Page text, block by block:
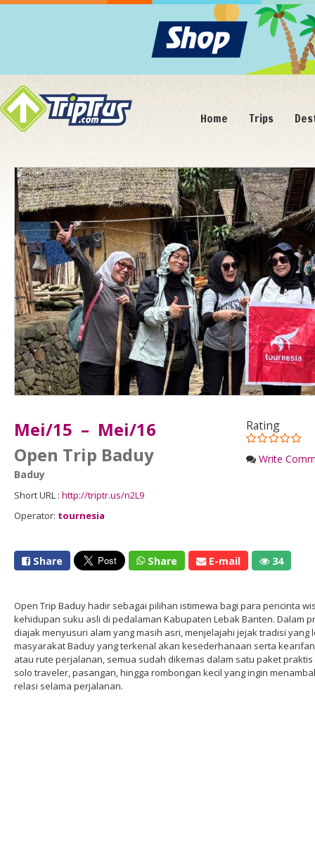
Home Trips
Rating
Write
Mei/15 – Mei/16
Open Trip Baduy
Baduy
Short URL : http://triptr.us/n2L9
Operator: tournesia
Share Share E-mail 34
Open Trip Baduy hadir sebagai pilihan istimewa bagi para pencinta
kehidupan suku asli di pedalaman Kabupaten Lebak Banten. Dalam
diajak menyusuri alam yang masih asri, menjelajahi jejak tradisi
masyarakat Baduy yang terkenal akan kesederhanaan serta
atau rute perjalanan, semua sudah dikemas dalam satu paket
solo traveler, pasangan, hingga rombongan kecil yang ingin
relasi selama perjalanan.